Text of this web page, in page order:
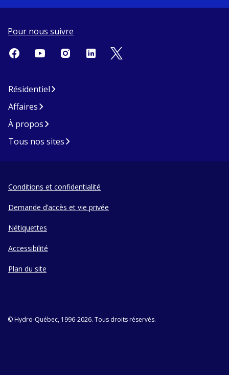
Pour nous suivre
Résidentiel
Affaires
À propos
Tous nos sites
Conditions et confidentialité
Demande d’accès et vie privée
Nétiquettes
Accessibilité
Plan du site
© Hydro-Québec, 1996-2026. Tous droits réservés.